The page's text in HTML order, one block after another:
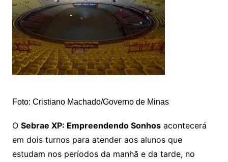
Foto: Cristiano Machado/Governo de Minas
O Sebrae XP: Empreendendo Sonhosacontecerá
em dois turnos para atender aos alunos que
estudam nos períodos da manhã e da tarde, no